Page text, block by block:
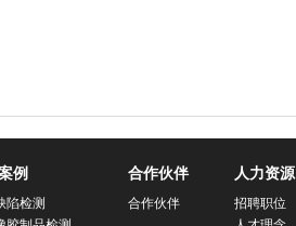
例
陷检测
合作伙伴
合作伙伴
人力资源
招聘职位